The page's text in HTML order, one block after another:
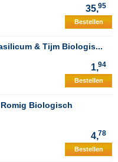
35,95
Bestellen
& Tijm Biologis...
1,94
Bestellen
Biologisch
4,78
Bestellen